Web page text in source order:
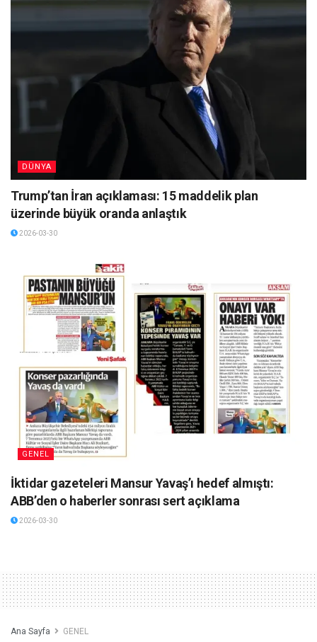
DÜNYA
Trump’tan İran açıklaması: 15 maddelik plan
üzerinde büyük oranda anlaştık
2026-03-30
GENEL
İktidar gazeteleri Mansur Yavaş’ı hedef almıştı:
ABB’den o haberler sonrası sert açıklama
2026-03-30
Ana Sayfa GENEL